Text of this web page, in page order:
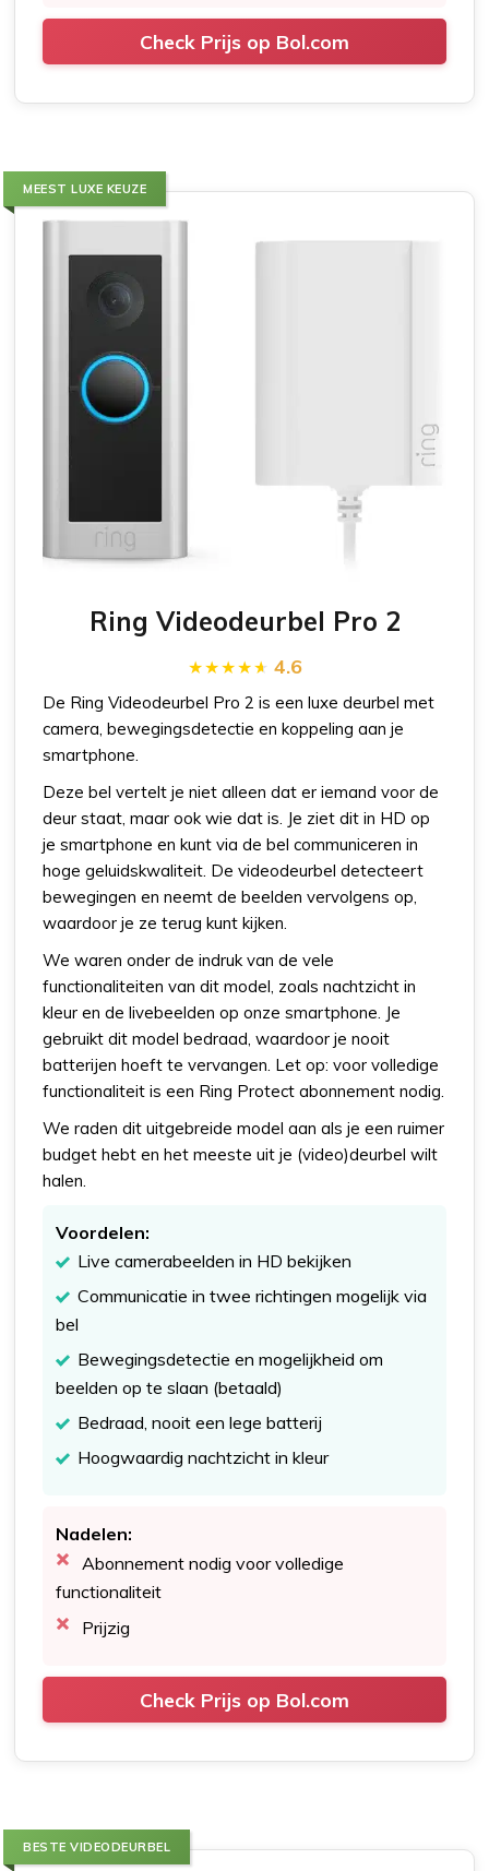
Check Prijs op Bol.com
MEEST LUXE KEUZE
Ring Videodeurbel Pro 2
4.6
De Ring Videodeurbel Pro 2 is een luxe deurbel met
camera, bewegingsdetectie en koppeling aan je
smartphone.
Deze bel vertelt je niet alleen dat er iemand voor de
deur staat, maar ook wie dat is. Je ziet dit in HD op
je smartphone en kunt via de bel communiceren in
hoge geluidskwaliteit. De videodeurbel detecteert
bewegingen en neemt de beelden vervolgens op,
waardoor je ze terug kunt kijken.
We waren onder de indruk van de vele
functionaliteiten van dit model, zoals nachtzicht in
kleur en de livebeelden op onze smartphone. Je
gebruikt dit model bedraad, waardoor je nooit
batterijen hoeft te vervangen. Let op: voor volledige
functionaliteit is een Ring Protect abonnement nodig.
We raden dit uitgebreide model aan als je een ruimer
budget hebt en het meeste uit je (video)deurbel wilt
halen.
Voordelen:
Live camerabeelden in HD bekijken
Communicatie in twee richtingen mogelijk via
bel
Bewegingsdetectie en mogelijkheid om
beelden op te slaan (betaald)
Bedraad, nooit een lege batterij
Hoogwaardig nachtzicht in kleur
Nadelen:
Abonnement nodig voor volledige
functionaliteit
Prijzig
Check Prijs op Bol.com
BESTE VIDEODEURBEL